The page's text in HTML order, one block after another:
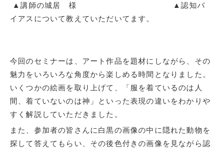
▲講師の城居 様 ▲認知バ
イアスについて教えていただいてます。
今回のセミナーは、アート作品を題材にしながら、その
魅力をいろいろな角度から楽しめる時間となりました。
いくつかの絵画を取り上げて、「服を着ているのは人
間、着ていないのは神」といった表現の違いをわかりや
すく解説していただきました。
また、参加者の皆さんに白黒の画像の中に隠れた動物を
探して答えてもらい、その後色付きの画像を見ながら認